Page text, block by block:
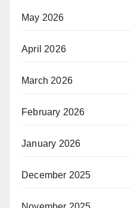
May 2026
April 2026
March 2026
February 2026
January 2026
December 2025